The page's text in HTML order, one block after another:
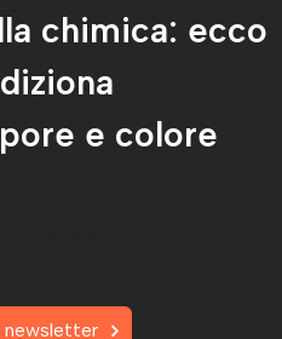
chimica: ecco
e colore
newsletter